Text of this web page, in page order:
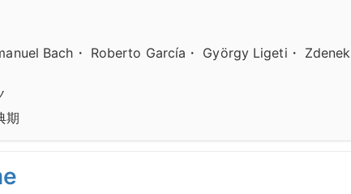
Bach・ Roberto García・ György Ligeti・ Zdenek
期